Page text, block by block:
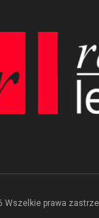
Wszelkie prawa